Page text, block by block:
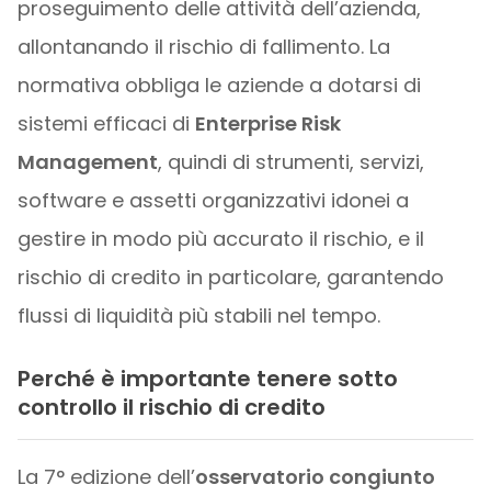
proseguimento delle attività dell’azienda,
allontanando il rischio di fallimento. La
normativa obbliga le aziende a dotarsi di
sistemi efficaci di Enterprise Risk
Management, quindi di strumenti, servizi,
software e assetti organizzativi idonei a
gestire in modo più accurato il rischio, e il
rischio di credito in particolare, garantendo
flussi di liquidità più stabili nel tempo.
Perché è importante tenere sotto
controllo il rischio di credito
La 7° edizione dell’osservatorio congiunto